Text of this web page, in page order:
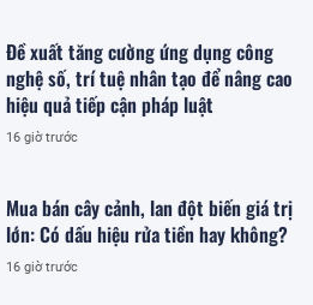
Đề xuất tăng cường ứng dụng công
nghệ số, trí tuệ nhân tạo để nâng cao
hiệu quả tiếp cận pháp luật
16 giờ trước
Mua bán cây cảnh, lan đột biến giá trị
lớn: Có dấu hiệu rửa tiền hay không?
16 giờ trước